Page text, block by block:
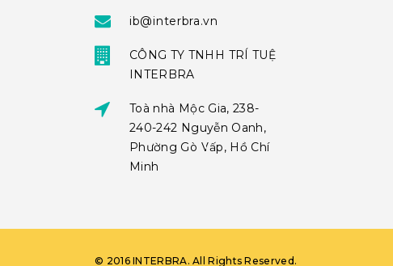
ib@interbra.vn
CÔNG TY TNHH TRÍ TUỆ
INTERBRA
Toà nhà Mộc Gia, 238-
240-242 Nguyễn Oanh,
Phường Gò Vấp, Hồ Chí
Minh
© 2016 INTERBRA. All Rights Reserved.